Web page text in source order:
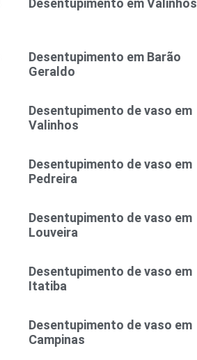
Desentupimento em Valinhos
Desentupimento em Barão
Geraldo
Desentupimento de vaso em
Valinhos
Desentupimento de vaso em
Pedreira
Desentupimento de vaso em
Louveira
Desentupimento de vaso em
Itatiba
Desentupimento de vaso em
Campinas